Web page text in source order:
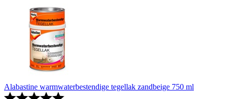
Alabastine warmwaterbestendige tegellak zandbeige 750 ml